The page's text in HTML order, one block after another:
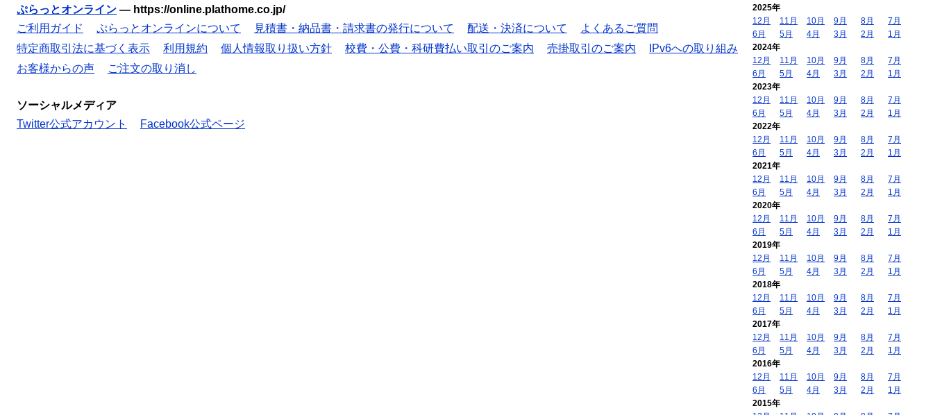
ぷらっとオンライン — https://online.plathome.co.jp/
ご利用ガイド
ぷらっとオンラインについて 見積書・納品書・請求書の発行について 配送・決済について
よくあるご質問
特定商取引法に基づく表示
利用規約 個人情報取り扱い方針 校費・公費・科研費払い取引のご案内 売掛取引のご案内
IPv6への取り組み
お客様からの声
ご注文の取り消し
ソーシャルメディア
Twitter公式アカウント
Facebook公式ページ
2025年
12月
11月 10月 9月 8月
7月
6月
5月 4月 3月 2月
1月
2024年
12月
11月 10月 9月 8月
7月
6月
5月 4月 3月 2月
1月
2023年
12月
11月 10月 9月 8月
7月
6月
5月 4月 3月 2月
1月
2022年
12月
11月 10月 9月 8月
7月
6月
5月 4月 3月 2月
1月
2021年
12月
11月 10月 9月 8月
7月
6月
5月 4月 3月 2月
1月
2020年
12月
11月 10月 9月 8月
7月
6月
5月 4月 3月 2月
1月
2019年
12月
11月 10月 9月 8月
7月
6月
5月 4月 3月 2月
1月
2018年
12月
11月 10月 9月 8月
7月
6月
5月 4月 3月 2月
1月
2017年
12月
11月 10月 9月 8月
7月
6月
5月 4月 3月 2月
1月
2016年
12月
11月 10月 9月 8月
7月
6月
5月 4月 3月 2月
1月
2015年